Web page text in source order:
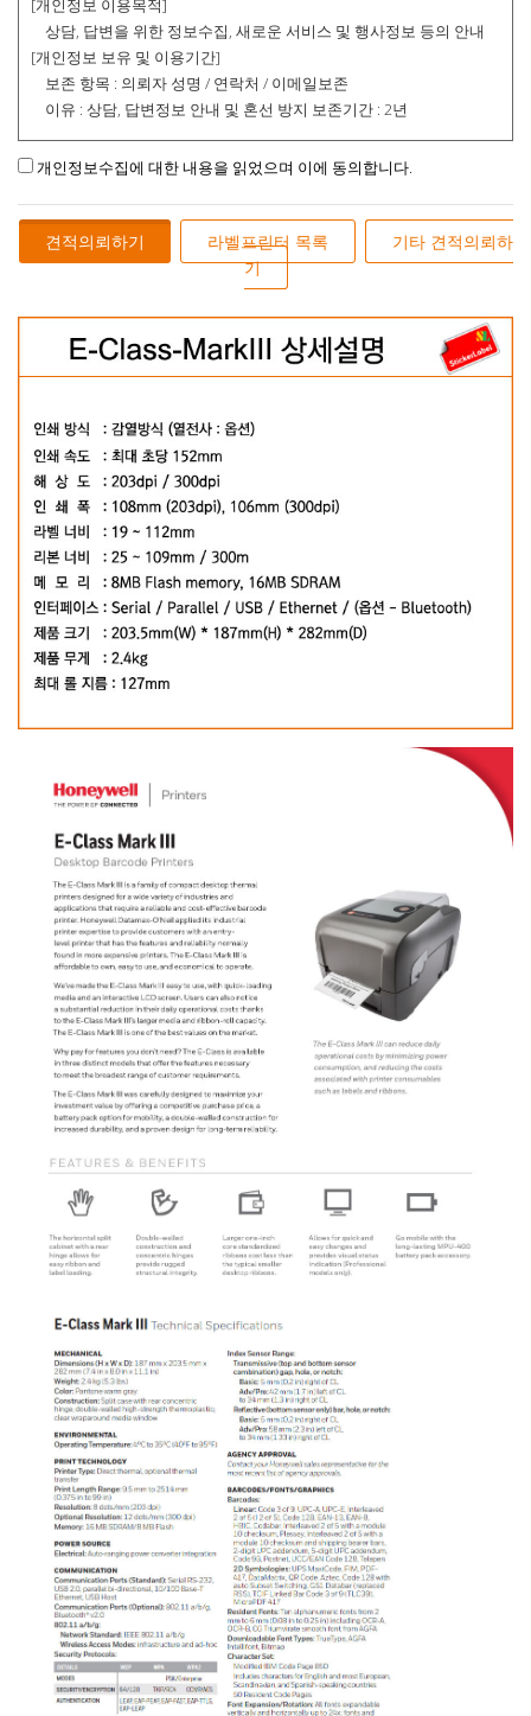
[개인정보 이용목적]
상담, 답변을 위한 정보수집, 새로운 서비스 및 행사정보 등의 안내
[개인정보 보유 및 이용기간]
보존 항목 : 의뢰자 성명 / 연락처 / 이메일보존
이유 : 상담, 답변정보 안내 및 혼선 방지 보존기간 : 2년
개인정보수집에 대한 내용을 읽었으며 이에 동의합니다.
견적의뢰하기 라벨프린터 목록
기타 견적의뢰하
기